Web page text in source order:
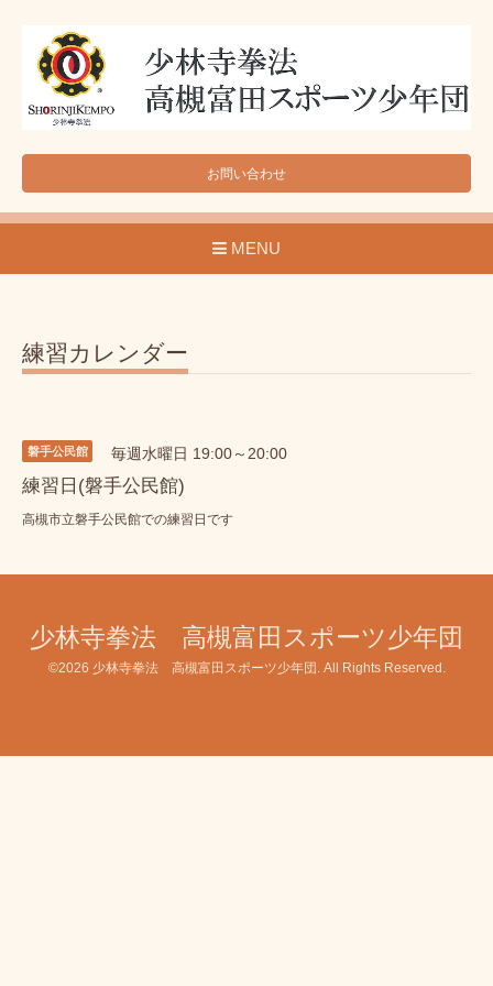
お問い合わせ
MENU
練習カレンダー
磐手公民館 毎週水曜日 19:00～20:00
練習日(磐手公民館)
高槻市立磐手公民館での練習日です
少林寺拳法 高槻富田スポーツ少年団
©2026 少林寺拳法 高槻富田スポーツ少年団 . All Rights Reserved.